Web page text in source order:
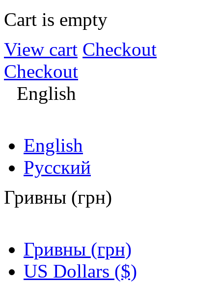
Cart is empty
View cart Checkout
Checkout
English
English
Русский
Гривны (грн)
Гривны (грн)
US Dollars ($)